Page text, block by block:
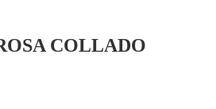
COLLADO